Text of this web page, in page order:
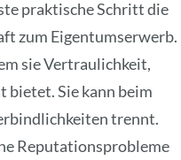
praktische Schritt die
zum Eigentumserwerb.
sie Vertraulichkeit,
Sie kann beim
trennt.
Reputationsprobleme